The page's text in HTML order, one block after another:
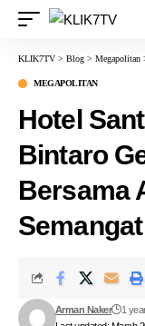
KLIK7TV > Blog > Megapolitan
MEGAPOLITAN
Hotel
Bintaro
Bersama
Arman Naker 1